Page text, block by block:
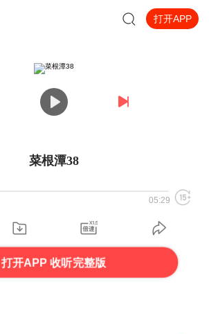
打开APP
菜根潭38
05:29
打开APP 收听完整版